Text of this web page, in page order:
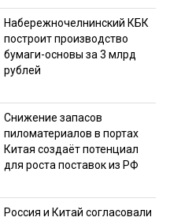
Набережночелнинский КБК
построит производство
бумаги-основы за 3 млрд
рублей
Снижение запасов
пиломатериалов в портах
Китая создаёт потенциал
для роста поставок из РФ
Россия и Китай согласовали